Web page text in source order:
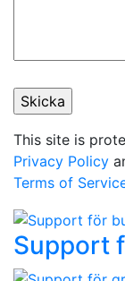
This site is
Privacy Policy
Terms of
Support